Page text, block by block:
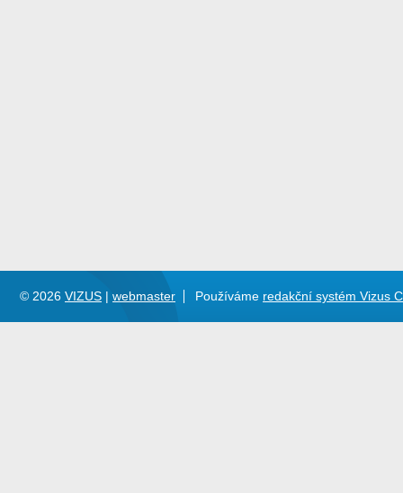
© 2026 VIZUS webmaster Používáme redakční systém Vizus